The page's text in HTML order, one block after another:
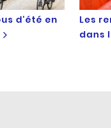
d'été en
Les
dans